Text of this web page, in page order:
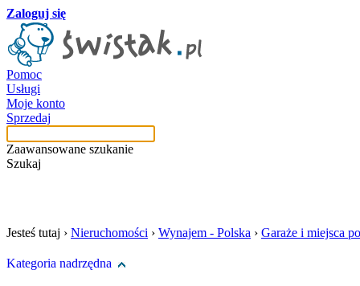
Zaloguj się
Pomoc
Usługi
Moje konto
Sprzedaj
Zaawansowane szukanie
Szukaj
Jesteś tutaj › Nieruchomości › Wynajem - Polska › Garaże i miejsca
Kategoria nadrzędna